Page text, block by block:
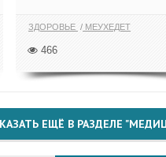
ЗДОРОВЬЕ МЕУХЕДЕТ
466
ЕЩЁ В РАЗДЕЛЕ